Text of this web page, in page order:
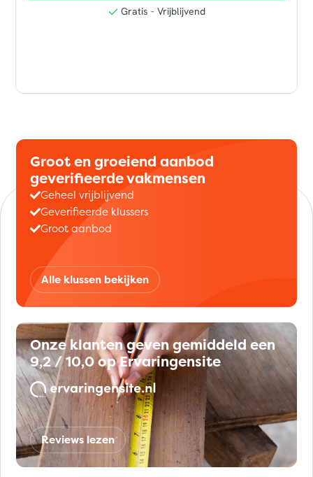
Groot en groeiend aanbod
geverifieerde vakmensen
Geheel vrijblijvend
Geverifieerde klussers
Groot aanbod
Alle klussen bekijken
Onze klanten geven gemiddeld een
9,2 / 10,0 op Ervaringensite
Reviews lezen